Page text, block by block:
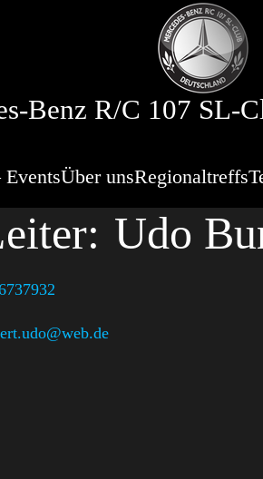
Benz R/C 107 SL-
Über unsRegionaltreffs
Udo